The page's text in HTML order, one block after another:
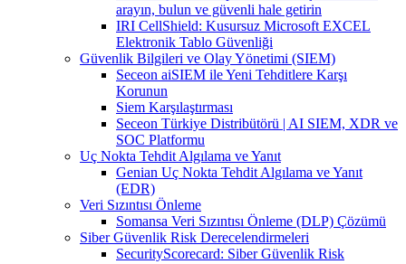
arayın, bulun ve güvenli hale getirin
IRI CellShield: Kusursuz Microsoft EXCEL
Elektronik Tablo Güvenliği
Güvenlik Bilgileri ve Olay Yönetimi (SIEM)
Seceon aiSIEM ile Yeni Tehditlere Karşı
Korunun
Siem Karşılaştırması
Seceon Türkiye Distribütörü | AI SIEM, XDR ve
SOC Platformu
Uç Nokta Tehdit Algılama ve Yanıt
Genian Uç Nokta Tehdit Algılama ve Yanıt
(EDR)
Veri Sızıntısı Önleme
Somansa Veri Sızıntısı Önleme (DLP) Çözümü
Siber Güvenlik Risk Derecelendirmeleri
SecurityScorecard: Siber Güvenlik Risk